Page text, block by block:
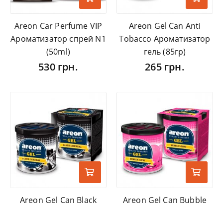
Areon Car Perfume VIP
Ароматизатор спрей N1
(50ml)
530 грн.
Areon Gel Can Anti
Tobacco Ароматизатор
гель (85гр)
265 грн.
Areon Gel Can Black
Areon Gel Can Bubble